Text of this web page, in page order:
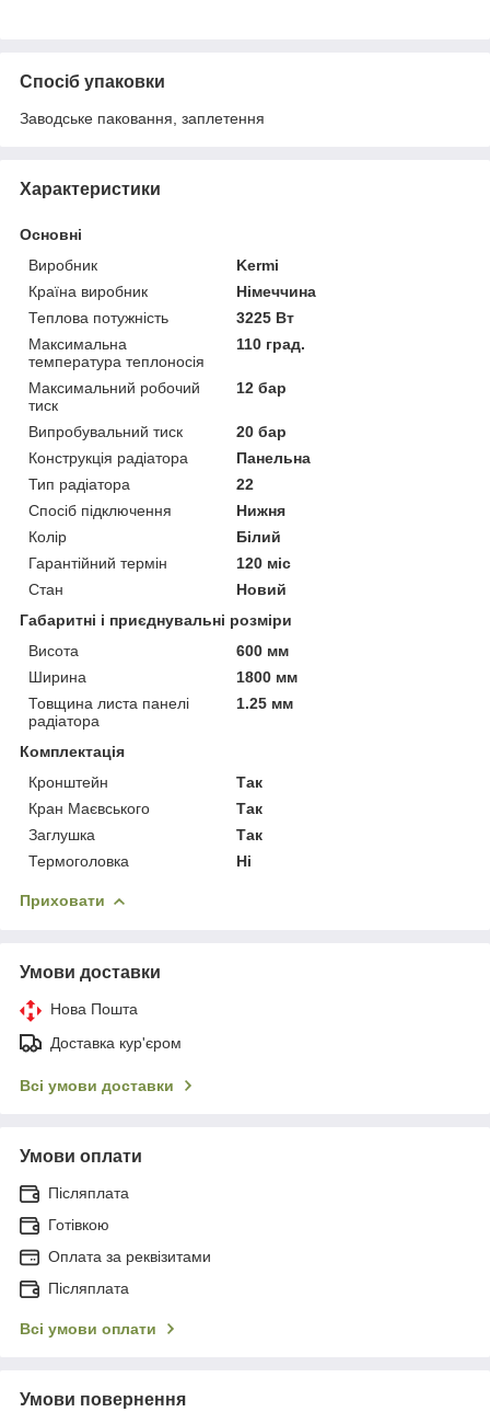
Спосіб упаковки
Заводське паковання, заплетення
Характеристики
Основні
Виробник
Kermi
Країна виробник
Німеччина
Теплова потужність
3225 Вт
Максимальна
температура теплоносія
110 град.
Максимальний робочий
тиск
12 бар
Випробувальний тиск
20 бар
Конструкція радіатора
Панельна
Тип радіатора
22
Спосіб підключення
Нижня
Колір
Білий
Гарантійний термін
120 міс
Стан
Новий
Габаритні і приєднувальні розміри
Висота
600 мм
Ширина
1800 мм
Товщина листа панелі
радіатора
1.25 мм
Комплектація
Кронштейн
Так
Кран Маєвського
Так
Заглушка
Так
Термоголовка
Ні
Приховати
Умови доставки
Нова Пошта
Доставка кур'єром
Всі умови доставки
Умови оплати
Післяплата
Готівкою
Оплата за реквізитами
Післяплата
Всі умови оплати
Умови повернення